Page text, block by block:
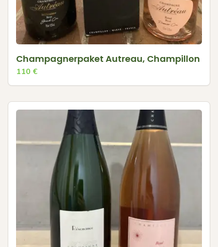
Champagnerpaket Autreau, Champillon
110 €